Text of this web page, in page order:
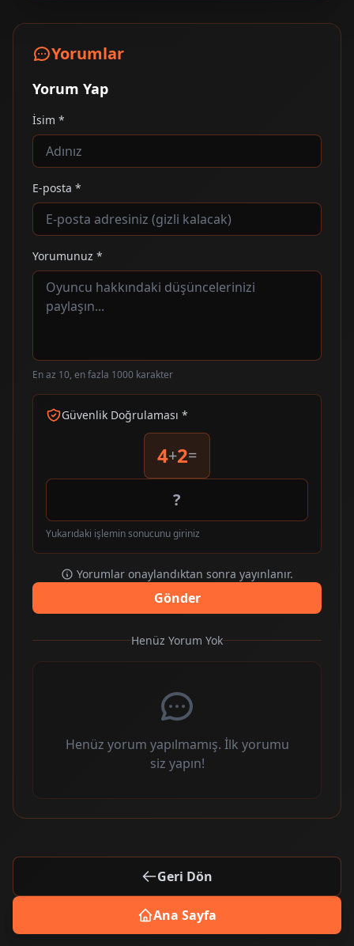
Yorumlar
Yorum Yap
İsim *
E-posta *
Yorumunuz *
En az 10, en fazla 1000 karakter
Güvenlik Doğrulaması *
4+2=
Yukarıdaki işlemin sonucunu giriniz
Yorumlar onaylandıktan sonra yayınlanır.
Gönder
Henüz Yorum Yok
Henüz yorum yapılmamış. İlk yorumu
siz yapın!
Geri Dön
Ana Sayfa